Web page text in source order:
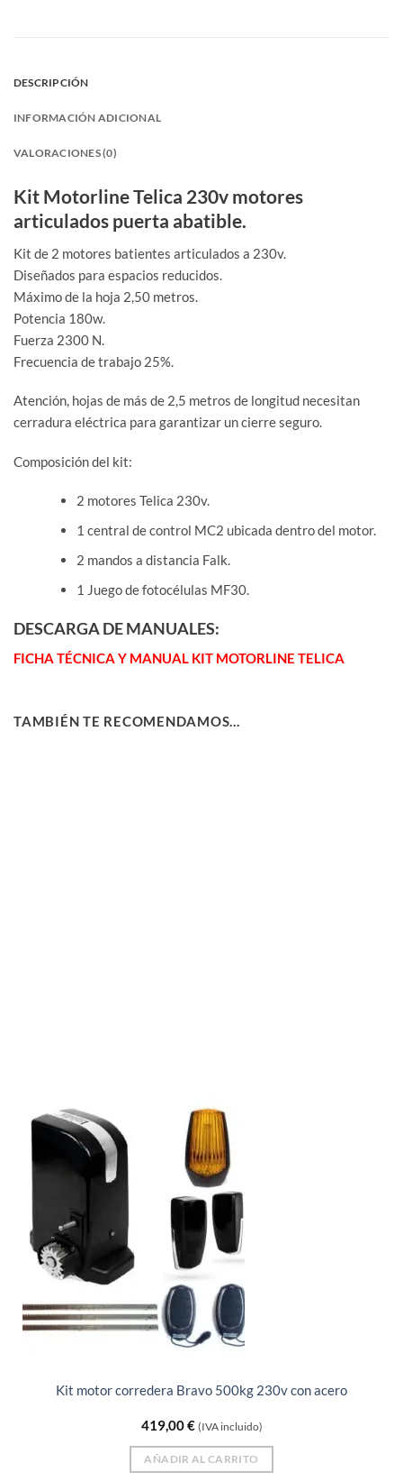
DESCRIPCIÓN
INFORMACIÓN ADICIONAL
VALORACIONES (0)
Kit Motorline Telica 230v motores
articulados puerta abatible.
Kit de 2 motores batientes articulados a 230v.
Diseñados para espacios reducidos.
Máximo de la hoja 2,50 metros.
Potencia 180w.
Fuerza 2300 N.
Frecuencia de trabajo 25%.
Atención, hojas de más de 2,5 metros de longitud necesitan
cerradura eléctrica para garantizar un cierre seguro.
Composición del kit:
2 motores Telica 230v.
1 central de control MC2 ubicada dentro del motor.
2 mandos a distancia Falk.
1 Juego de fotocélulas MF30.
DESCARGA DE MANUALES:
FICHA TÉCNICA Y MANUAL KIT MOTORLINE TELICA
TAMBIÉN TE RECOMENDAMOS…
Kit motor corredera Bravo 500kg 230v con acero
419,00€ (IVA incluido)
AÑADIR AL CARRITO